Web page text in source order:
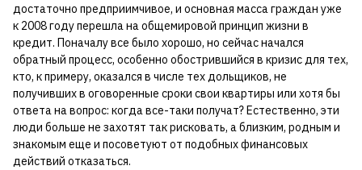
достаточно предприимчивое, и основная масса граждан уже
к 2008 году перешла на общемировой принцип жизни в
кредит. Поначалу все было хорошо, но сейчас начался
обратный процесс, особенно обострившийся в кризис для тех,
кто, к примеру, оказался в числе тех дольщиков, не
получивших в оговоренные сроки свои квартиры или хотя бы
ответа на вопрос: когда все-таки получат? Естественно, эти
люди больше не захотят так рисковать, а близким, родным и
знакомым еще и посоветуют от подобных финансовых
действий отказаться.